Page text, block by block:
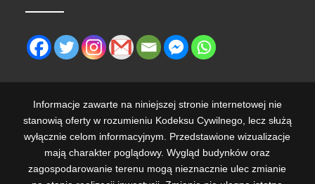
Informacje zawarte na niniejszej stronie internetowej nie
stanowią oferty w rozumieniu Kodeksu Cywilnego, lecz służą
wyłącznie celom informacyjnym. Przedstawione wizualizacje
mają charakter poglądowy. Wygląd budynków oraz
zagospodarowanie terenu mogą nieznacznie ulec zmianie